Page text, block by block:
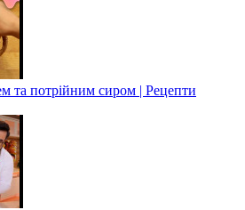
та потрійним сиром | Рецепти